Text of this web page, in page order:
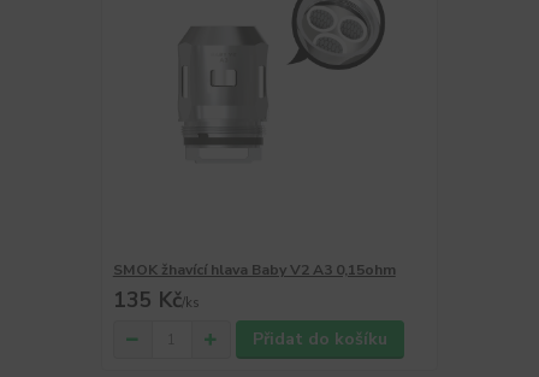
SMOK žhavící hlava Baby V2 A3 0,15ohm
135 Kč/ks
Přidat do košíku